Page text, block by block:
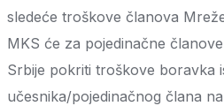
sledeće troškove članova
MKS će za pojedinačne
Srbije pokriti troškove boravka
učesnika/pojedinačnog člana